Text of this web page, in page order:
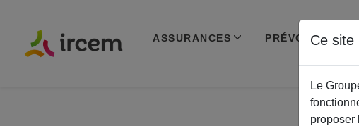
ASSURANCES PRÉVOYANCE
Ce site
Le
proposer